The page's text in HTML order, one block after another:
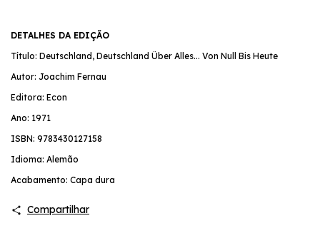
DETALHES DA EDIÇÃO
Título: Deutschland, Deutschland Über Alles... Von Null Bis Heute
Autor: Joachim Fernau
Editora: Econ
Ano: 1971
ISBN: 9783430127158
Idioma: Alemão
Acabamento: Capa dura
Compartilhar